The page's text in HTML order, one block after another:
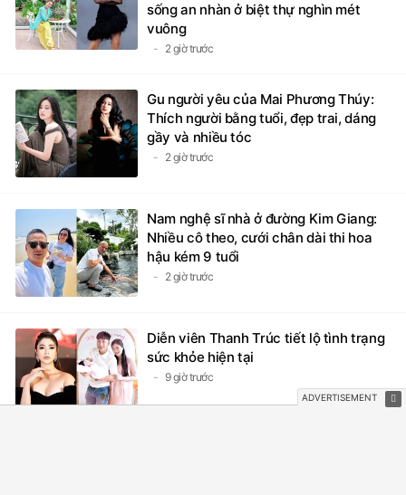
sống an nhàn ở biệt thự nghìn mét
vuông
2 giờ trước
Gu người yêu của Mai Phương Thúy:
Thích người bằng tuổi, đẹp trai, dáng
gầy và nhiều tóc
2 giờ trước
Nam nghệ sĩ nhà ở đường Kim Giang:
Nhiều cô theo, cưới chân dài thi hoa
hậu kém 9 tuổi
2 giờ trước
Diễn viên Thanh Trúc tiết lộ tình trạng
sức khỏe hiện tại
9 giờ trước